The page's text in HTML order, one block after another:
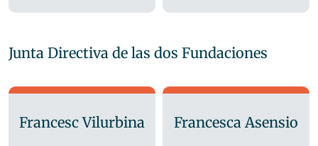
Junta Directiva de las dos Fundaciones
Francesc Vilurbina Francesca Asensio